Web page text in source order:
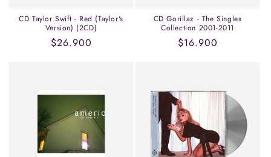
CD Taylor Swift - Red (Taylor's
Version) (2CD)
Precio
$26.900
CD Gorillaz - The Singles
Collection 2001-2011
Precio
$16.900